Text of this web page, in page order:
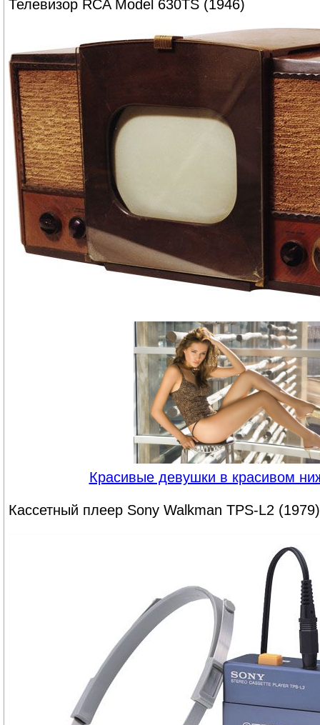
Телевизор RCA Model 630TS (1946)
Красивые девушки в красивом
Кассетный плеер Sony Walkman TPS-L2 (1979)